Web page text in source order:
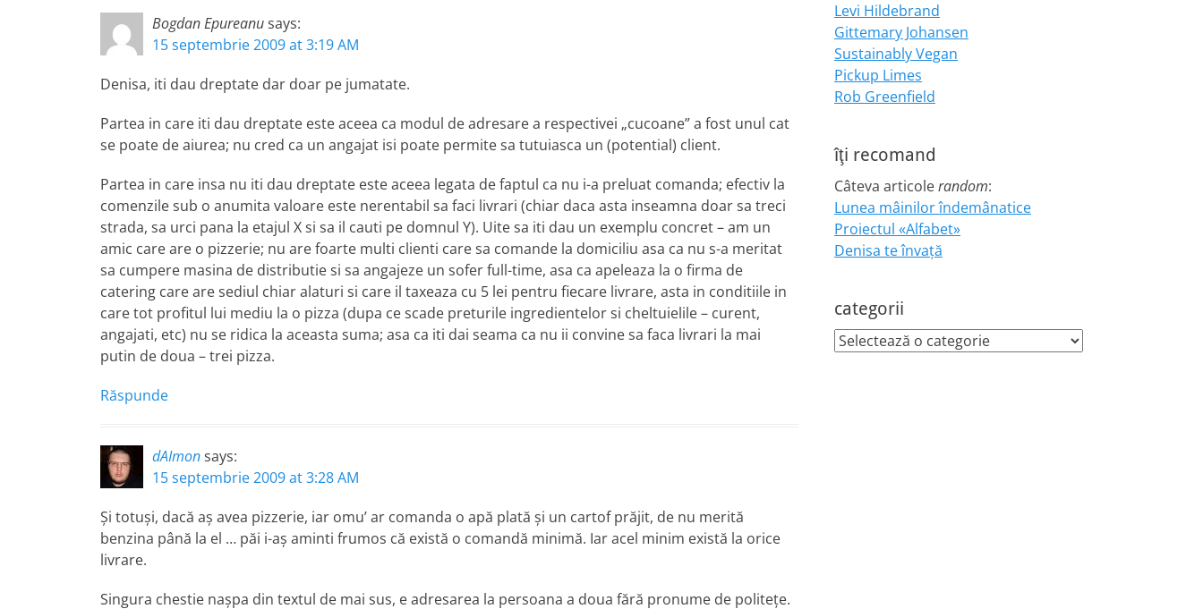
Bogdan Epureanusays:
15 septembrie 2009 at 3:19 AM
Denisa, iti dau dreptate dar doar pe jumatate.
Partea in care iti dau dreptate este aceea ca modul de adresare a respectivei „cucoane” a fost unul cat
se poate de aiurea; nu cred ca un angajat isi poate permite sa tutuiasca un (potential) client.
Partea in care insa nu iti dau dreptate este aceea legata de faptul ca nu i-a preluat comanda; efectiv la
comenzile sub o anumita valoare este nerentabil sa faci livrari (chiar daca asta inseamna doar sa treci
strada, sa urci pana la etajul X si sa il cauti pe domnul Y). Uite sa iti dau un exemplu concret – am un
amic care are o pizzerie; nu are foarte multi clienti care sa comande la domiciliu asa ca nu s-a meritat
sa cumpere masina de distributie si sa angajeze un sofer full-time, asa ca apeleaza la o firma de
catering care are sediul chiar alaturi si care il taxeaza cu 5 lei pentru fiecare livrare, asta in conditiile in
care tot profitul lui mediu la o pizza (dupa ce scade preturile ingredientelor si cheltuielile – curent,
angajati, etc) nu se ridica la aceasta suma; asa ca iti dai seama ca nu ii convine sa faca livrari la mai
putin de doua – trei pizza.
Răspunde
dAImonsays:
15 septembrie 2009 at 3:28 AM
Şi totuşi, dacă aş avea pizzerie, iar omu’ ar comanda o apă plată şi un cartof prăjit, de nu merită
benzina până la el … păi i-aş aminti frumos că există o comandă minimă. Iar acel minim există la orice
livrare.
Singura chestie naşpa din textul de mai sus, e adresarea la persoana a doua fără pronume de politeţe.
Levi Hildebrand
Gittemary Johansen
Sustainably Vegan
Pickup Limes
Rob Greenfield
îţi recomand
Câteva articolerandom:
Lunea mâinilor îndemânatice
Proiectul «Alfabet»
Denisa te învaţă
categorii
categorii